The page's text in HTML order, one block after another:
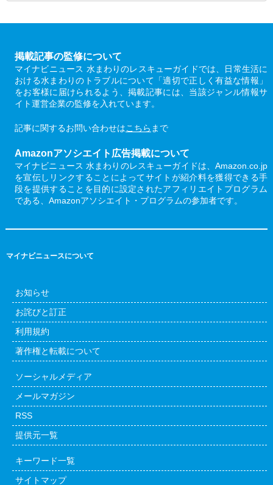
掲載記事の監修について
マイナビニュース 水まわりのレスキューガイドでは、日常生活に
おける水まわりのトラブルについて「適切で正しく有益な情報」
をお客様に届けられるよう、掲載記事には、当該ジャンル情報サ
イト運営企業の監修を入れています。
記事に関するお問い合わせはこちら まで
Amazonアソシエイト広告掲載について
マイナビニュース 水まわりのレスキューガイドは、Amazon.co.jp
を宣伝しリンクすることによってサイトが紹介料を獲得できる手
段を提供することを目的に設定されたアフィリエイトプログラム
である、Amazonアソシエイト・プログラムの参加者です。
マイナビニュースについて
お知らせ
お詫びと訂正
利用規約
著作権と転載について
ソーシャルメディア
メールマガジン
RSS
提供元一覧
キーワード一覧
サイトマップ